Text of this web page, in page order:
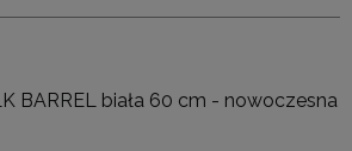
BARREL biała 60 cm - nowoczesna